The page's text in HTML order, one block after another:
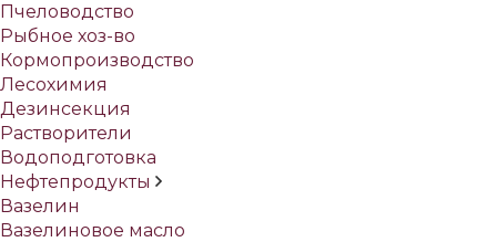
Пчеловодство
Рыбное хоз-во
Кормопроизводство
Лесохимия
Дезинсекция
Растворители
Водоподготовка
Нефтепродукты
Вазелин
Вазелиновое масло